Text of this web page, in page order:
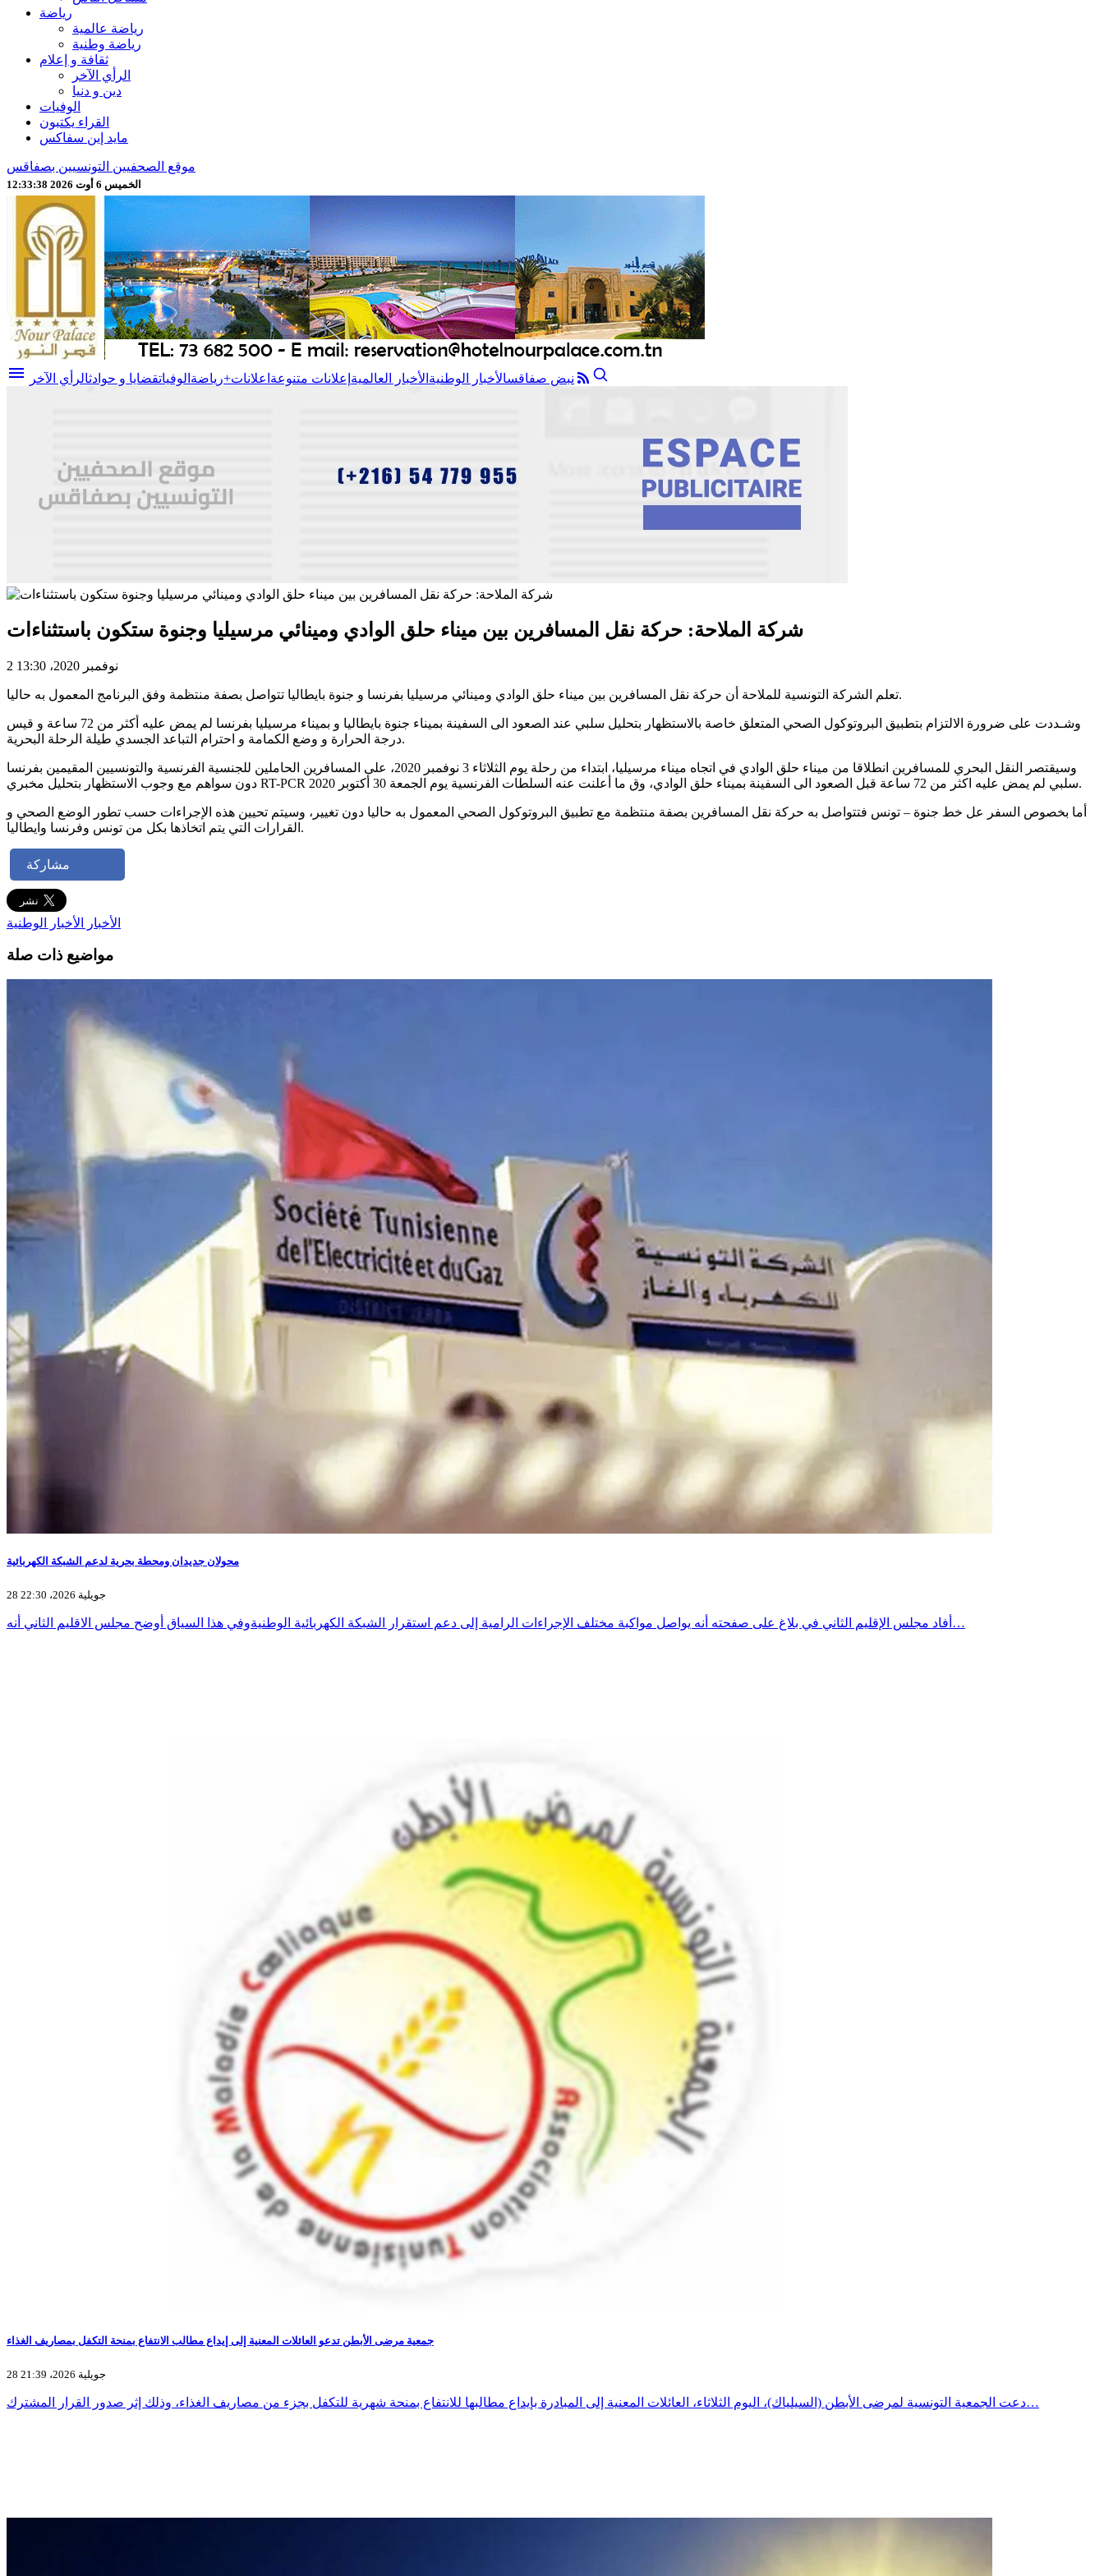
رياضة
رياضة عالمية
رياضة وطنية
ثقافة و إعلام
الرأي الآخر
دين و دنيا
الوفيات
القراء يكتبون
مايد إين سفاكس
موقع الصحفيين التونسيين بصفاقس
الخميس 6 أوت 2026 12:33:40
menu نبض صفاقسالأخبار الوطنية الأخبار العالمية إعلانات متنوعة اعلانات+رياضة الوفياتقضايا و حوادثالرأي الآخر
شركة الملاحة: حركة نقل المسافرين بين ميناء حلق الوادي ومينائي مرسيليا وجنوة ستكون باستثناءات
2 نوفمبر 2020، 13:30
تعلم الشركة التونسية للملاحة أن حركة نقل المسافرين بين ميناء حلق الوادي ومينائي مرسيليا بفرنسا و جنوة بايطاليا تتواصل بصفة منتظمة وفق البرنامج المعمول به حاليا.
وشـددت على ضرورة الالتزام بتطبيق البروتوكول الصحي المتعلق خاصة بالاستظهار بتحليل سلبي عند الصعود الى السفينة بميناء جنوة بايطاليا و بميناء مرسيليا بفرنسا لم يمض عليه أكثر من 72 ساعة و قيس
درجة الحرارة و وضع الكمامة و احترام التباعد الجسدي طيلة الرحلة البحرية.
وسيقتصر النقل البحري للمسافرين انطلاقا من ميناء حلق الوادي في اتجاه ميناء مرسيليا، ابتداء من رحلة يوم الثلاثاء 3 نوفمبر 2020، على المسافرين الحاملين للجنسية الفرنسية والتونسيين المقيمين بفرنسا
دون سواهم مع وجوب الاستظهار بتحليل مخبري RT-PCR سلبي لم يمض عليه اكثر من 72 ساعة قبل الصعود الى السفينة بميناء حلق الوادي، وق ما أعلنت عنه السلطات الفرنسية يوم الجمعة 30 أكتوبر 2020.
أما بخصوص السفر عل خط جنوة – تونس فتتواصل به حركة نقل المسافرين بصفة منتظمة مع تطبيق البروتوكول الصحي المعمول به حاليا دون تغيير، وسيتم تحيين هذه الإجراءات حسب تطور الوضع الصحي و
القرارات التي يتم اتخاذها بكل من تونس وفرنسا وايطاليا.
مشاركة
الأخبار الأخبار الوطنية
مواضيع ذات صلة
محولان جديدان ومحطة بحرية لدعم الشبكة الكهربائية
28 جويلية 2026، 22:30
أفاد مجلس الإقليم الثاني في بلاغ على صفحته أنه يواصل مواكبة مختلف الإجراءات الرامية إلى دعم استقرار الشبكة الكهربائية الوطنيةوفي هذا السياق أوضح مجلس الاقليم الثاني أنه…
جمعية مرضى الأبطن تدعو العائلات المعنية إلى إيداع مطالب الانتفاع بمنحة التكفل بمصاريف الغذاء
28 جويلية 2026، 21:39
دعت الجمعية التونسية لمرضى الأبطن (السيلياك)، اليوم الثلاثاء، العائلات المعنية إلى المبادرة بإيداع مطالبها للانتفاع بمنحة شهرية للتكفل بجزء من مصاريف الغذاء، وذلك إثر صدور القرار المشترك…